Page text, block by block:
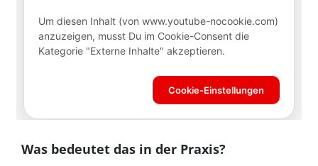
Was bedeutet das in der Praxis?